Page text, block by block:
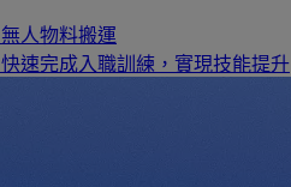
無人物料搬運
快速完成入職訓練，實現技能提升